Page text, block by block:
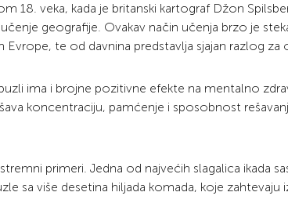
18. veka, kada je britanski kartograf Džon
geografije. Ovakav način učenja brzo je
te od davnina predstavlja sjajan razlog za
ima i brojne pozitivne efekte na mentalno
koncentraciju, pamćenje i sposobnost
primeri. Jedna od najvećih slagalica ikada
sa više desetina hiljada komada, koje